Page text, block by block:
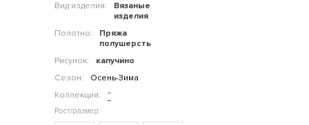
Вид изделия:
Вязаные
изделия
Полотно:
Пряжа
полушерсть
Рисунок:
капучино
Сезон:
Осень-Зима
Коллекция:
"